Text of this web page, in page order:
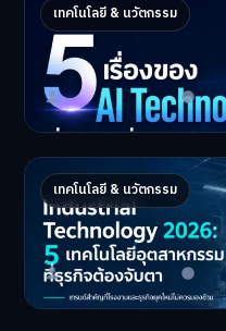
เทคโนโลยี & นวัตกรรม
5 เรื่องของ AI
ในปี 2026
5 AI Technology ที่กำล…
Master Bussiness 2 ก
เทคโนโลยี & นวัตกรรม
Industrial 2026 : 5
ธุรกิจต้องจับตา
Industrial Technology …
Master Bussiness 1